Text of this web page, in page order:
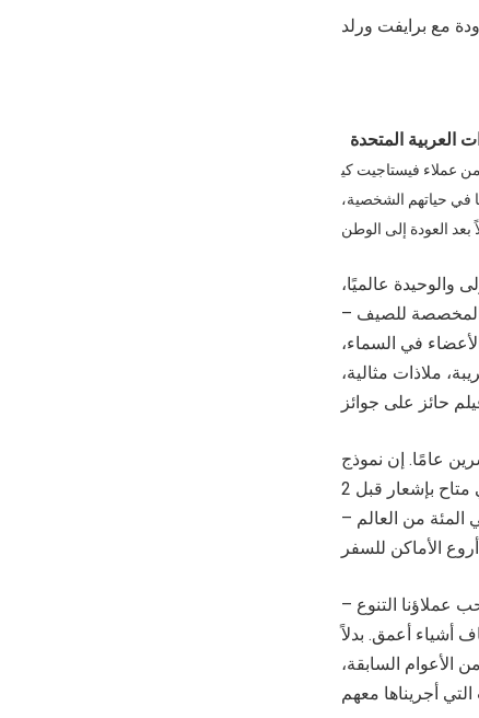
مع برايفت ورلد
العربية المتحدة
خططهم لعام 2024. تُظهر بيانات الطلب من عملاء فيستاجيت كي
في حياتهم الشخصية،
والوحيدة عالميًا،
المخصصة للصيف –
في السماء،
ملاذات مثالية،
عامًا. إن نموذج
الطيران التجاري العالمي المعروف للشركة يوفر للعملاء إمكانية الوصول إلى أسطول عالمي متاح بإشعار قبل 2
قامت فيستاجيت بنقل العملاء الخاصين إلى 207 دولة ومنطقة، مغطية 96 في المئة من العالم –
عملاؤنا التنوع –
أشياء أعمق. بدلاً
الأعوام السابقة،